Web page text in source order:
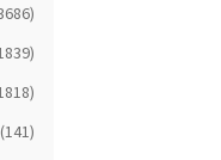
(141)